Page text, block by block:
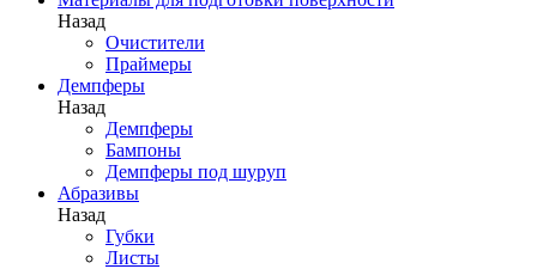
Назад
Очистители
Праймеры
Демпферы
Назад
Демпферы
Бампоны
Демпферы под шуруп
Абразивы
Назад
Губки
Листы